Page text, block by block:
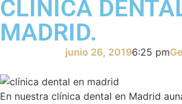
CLÍNICA
MADRID.
junio 26, 20196:25 pm
En nuestra clínica dental en Madrid